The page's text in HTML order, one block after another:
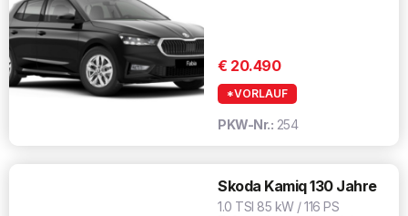
€ 20.490
*VORLAUF
PKW-Nr.: 254
Skoda Kamiq 130 Jahre
1.0 TSI 85 kW / 116 PS